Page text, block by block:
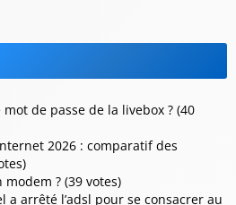
de passe de la livebox ? (40
2026 : comparatif des
modem ? (39 votes)
a arrêté l’adsl pour se consacrer au